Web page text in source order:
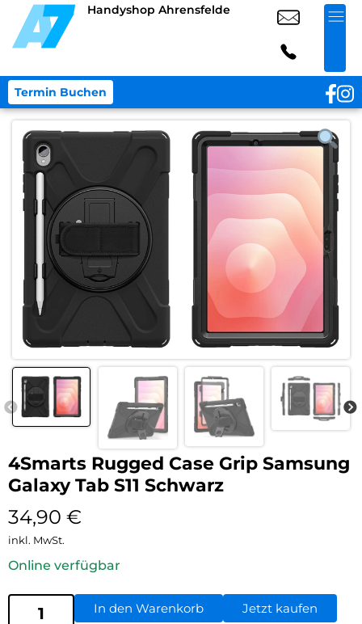
Handyshop Ahrensfelde
Termin Buchen
4Smarts Rugged Case Grip Samsung
Galaxy Tab S11 Schwarz
34,90 €
inkl. MwSt.
Online verfügbar
In den Warenkorb Jetzt kaufen